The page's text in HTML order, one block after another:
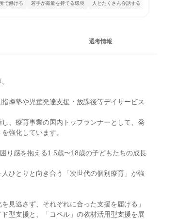
で働ける 若手が裁量を持てる環境 人とたくさん会話する
選考情報
導塾や児童発達支援・放課後等デイサービス
、療育事業の国内トップランナーとして、発
強化しています。
り感を抱える1.5歳〜18歳の子どもたちの成長
ひとりと向き合う「次世代の個別療育」が強
見逃さず、それぞれに合った支援を届ける」
型支援と、「コペル」の教材活用型支援を展